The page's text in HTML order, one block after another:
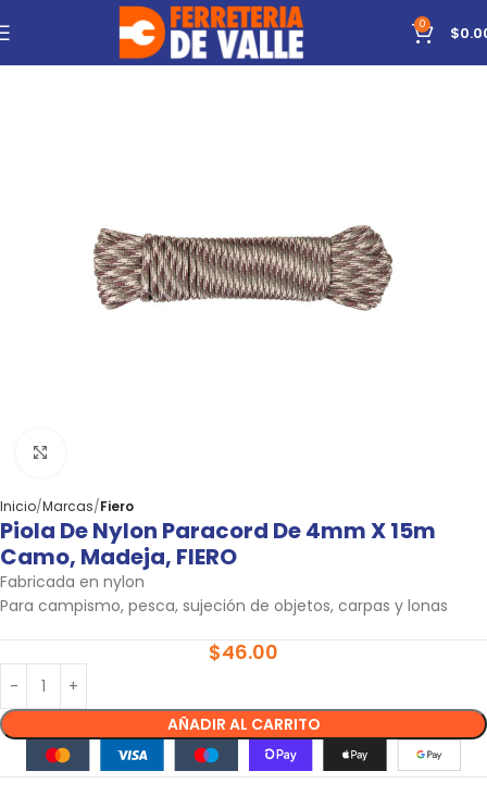
0 $
Inicio Marcas Fiero
Piola De Nylon Paracord De 4mm X 15m
Camo, Madeja, FIERO
Fabricada en nylon
Para campismo, pesca, sujeción de objetos, carpas y lonas
$46.00
AÑADIR AL CARRITO